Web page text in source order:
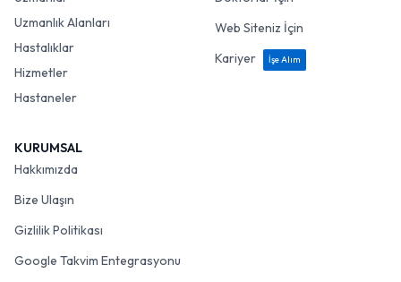
Uzmanlık Alanları
Hastalıklar
Hizmetler
Hastaneler
Web Siteniz İçin
Kariyer
İşe Alım
KURUMSAL
Hakkımızda
Bize Ulaşın
Gizlilik Politikası
Google Takvim Entegrasyonu